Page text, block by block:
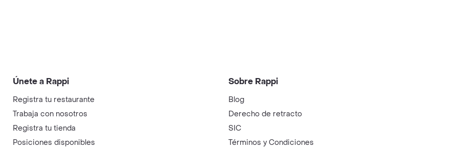
Únete a Rappi
Registra tu restaurante
Trabaja con nosotros
Registra tu tienda
Posiciones disponibles
Sobre Rappi
Blog
Derecho de retracto
SIC
Términos y Condiciones